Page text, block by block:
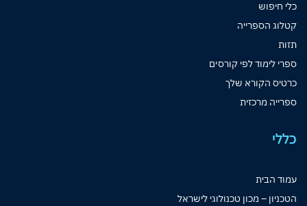
כלי חיפוש
קטלוג הספרייה
תזות
ספרי לימוד לפי קורסים
כרטיס הקורא שלך
ספרייה מרכזית
כללי
עמוד הבית
הטכניון – מכון טכנולוגי לישראל